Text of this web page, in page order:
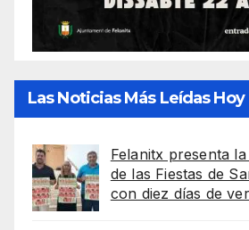
Las Noticias Más Leídas Hoy
Felanitx presenta
de las Fiestas de
con diez días de